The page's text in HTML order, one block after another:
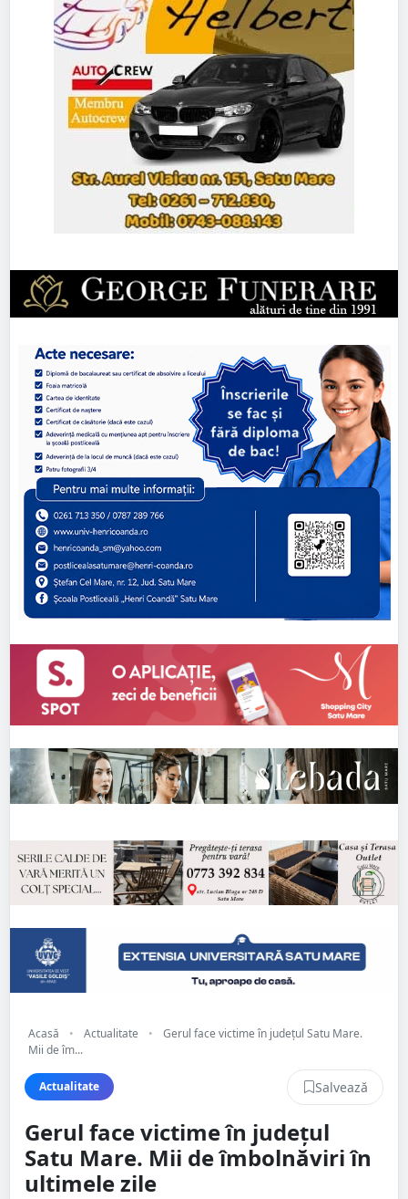
Acasă • Actualitate •
Gerul face victime în județul Satu Mare.
Mii de îm...
Actualitate Salvează
Gerul face victime în județul
Satu Mare. Mii de îmbolnăviri în
ultimele zile